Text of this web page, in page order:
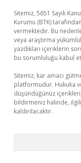
Sitemiz, 5651 Sayılı
Kurumu (BTK)
vermektedir. Bu
veya araştırma
yazdıkları içeriklerin
bu sorumluluğu kabul
Sitemiz, kar amacı
platformudur. Hukuka
düşündüğünüz içerikleri,
bildirmeniz halinde,
kaldırılacaktır.